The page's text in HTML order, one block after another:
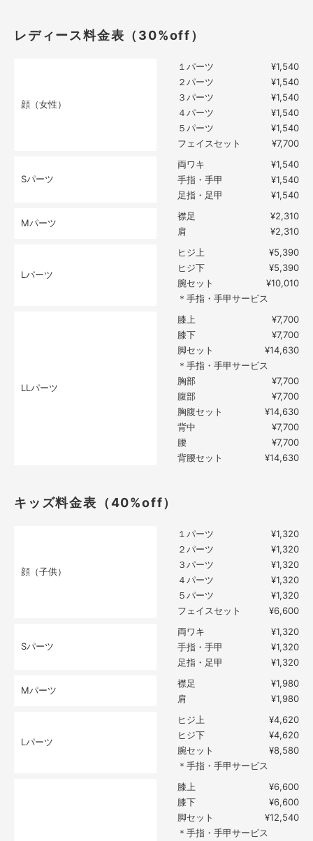
レディース料金表（30%off）
顔（女性）
１パーツ
¥1,540
２パーツ
¥1,540
３パーツ
¥1,540
４パーツ
¥1,540
５パーツ
¥1,540
フェイスセット
¥7,700
Sパーツ
両ワキ
¥1,540
手指・手甲
¥1,540
足指・足甲
¥1,540
Mパーツ
襟足
¥2,310
肩
¥2,310
Lパーツ
ヒジ上
¥5,390
ヒジ下
¥5,390
腕セット
¥10,010
＊手指・手甲サービス
LLパーツ
膝上
¥7,700
膝下
¥7,700
脚セット
¥14,630
＊手指・手甲サービス
胸部
¥7,700
腹部
¥7,700
胸腹セット
¥14,630
背中
¥7,700
腰
¥7,700
背腰セット
¥14,630
キッズ料金表（40%off）
顔（子供）
１パーツ
¥1,320
２パーツ
¥1,320
３パーツ
¥1,320
４パーツ
¥1,320
５パーツ
¥1,320
フェイスセット
¥6,600
Sパーツ
両ワキ
¥1,320
手指・手甲
¥1,320
足指・足甲
¥1,320
Mパーツ
襟足
¥1,980
肩
¥1,980
Lパーツ
ヒジ上
¥4,620
ヒジ下
¥4,620
腕セット
¥8,580
＊手指・手甲サービス
膝上
¥6,600
膝下
¥6,600
脚セット
¥12,540
＊手指・手甲サービス